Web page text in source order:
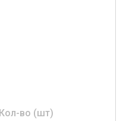
Кол-во (шт)